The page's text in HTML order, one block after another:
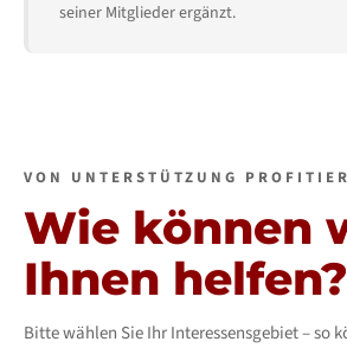
seiner Mitglieder ergänzt.
VON UNTERSTÜTZUNG
Wie können
Ihnen helfen?
Bitte wählen Sie Ihr Interessensgebiet – so